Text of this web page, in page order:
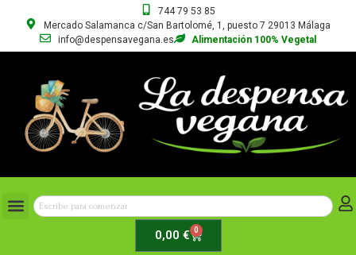
744 79 53 85
Mercado Salamanca c/San Bartolomé, 1, puesto 7 29013 Málaga
info@despensavegana.es
Alimentación 100% Vegetal
0,00 € 0